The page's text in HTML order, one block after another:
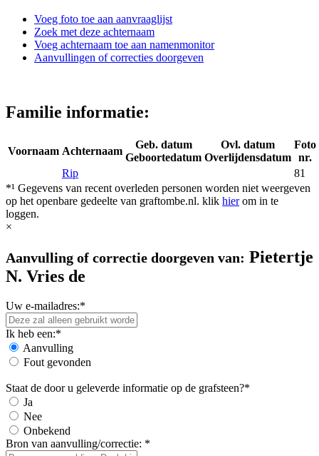
Voeg foto toe aan aanvraaglijst
Zoek met deze achternaam
Voeg achternaam toe aan namenmonitor
Aanvullingen of correcties doorgeven
Familie informatie:
Voornaam Achternaam
Geb. datum
Geboortedatum
Ovl. datum
Overlijdensdatum
Foto
nr.
Rip
81
*¹ Gegevens van recent overleden personen worden niet weergeven
op het openbare gedeelte van graftombe.nl. klik hierom in te
loggen.
×
Aanvulling of correctie doorgeven van: Pietertje
N. Vries de
Uw e-mailadres:*
Ik heb een:*
Aanvulling
Fout gevonden
Staat de door u geleverde informatie op de grafsteen?*
Ja
Nee
Onbekend
Bron van aanvulling/correctie: *